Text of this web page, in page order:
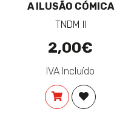
A ILUSÃO CÓMICA
TNDM II
2,00€
IVA Incluído
COMPRAR